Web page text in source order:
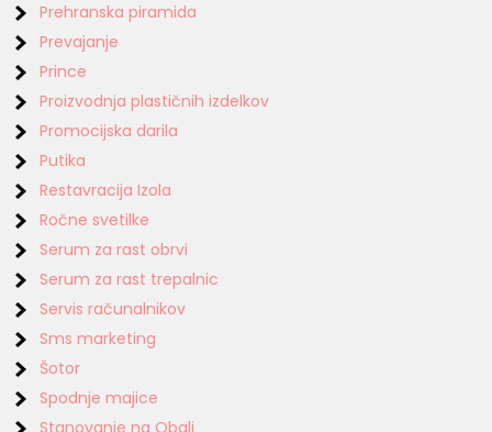
Prehranska piramida
Prevajanje
Prince
Proizvodnja plastičnih izdelkov
Promocijska darila
Putika
Restavracija Izola
Ročne svetilke
Serum za rast obrvi
Serum za rast trepalnic
Servis računalnikov
Sms marketing
Šotor
Spodnje majice